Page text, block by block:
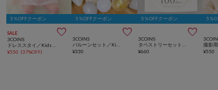
5％OFFクーポン
SALE 
3COINS
¥550 (37%OFF)
5％OFFクーポン

3COINS
¥330
5％OFFクーポン

3COINS
¥660
5％
¥550